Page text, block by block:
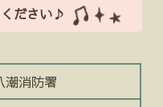
ださい♪
潮消防署